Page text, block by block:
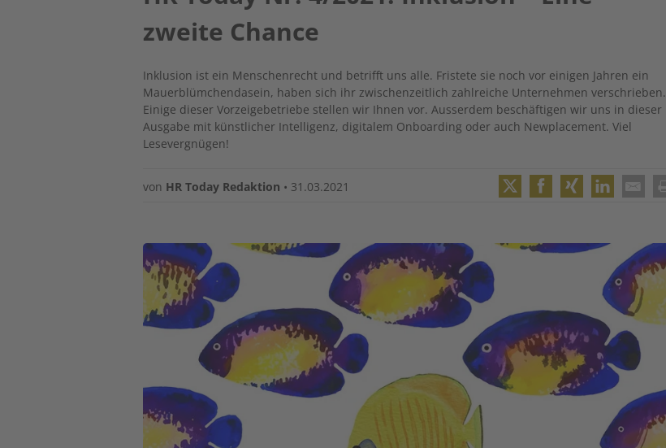
zweite Chance
Inklusion ist ein Menschenrecht und betrifft uns alle. Fristete sie noch vor einigen Jahren ein
Mauerblümchendasein, haben sich ihr zwischenzeitlich zahlreiche Unternehmen verschrieben.
Einige dieser Vorzeigebetriebe stellen wir Ihnen vor. Ausserdem beschäftigen wir uns in dieser
Ausgabe mit künstlicher Intelligenz, digitalem Onboarding oder auch Newplacement. Viel
Lesevergnügen!
von HR Today Redaktion • 31.03.2021
Image